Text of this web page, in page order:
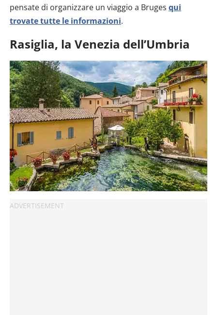
pensate di organizzare un viaggio a Bruges qui
trovate tutte le informazioni.
Rasiglia, la Venezia dell’Umbria